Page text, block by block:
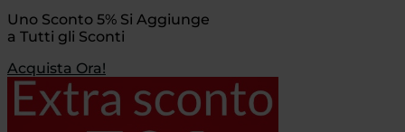
Uno Sconto 5% Si Aggiunge
a Tutti gli Sconti
Acquista Ora!